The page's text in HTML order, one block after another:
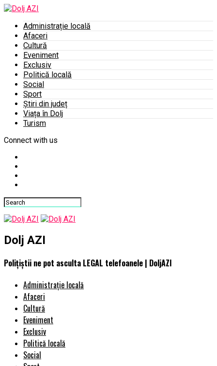
Administrație locală
Afaceri
Cultură
Eveniment
Exclusiv
Politică locală
Social
Sport
Știri din județ
Viața în Dolj
Turism
Connect with us
Dolj AZI
Poliţiştii ne pot asculta LEGAL telefoanele | DoljAZI
Administrație locală
Afaceri
Cultură
Eveniment
Exclusiv
Politică locală
Social